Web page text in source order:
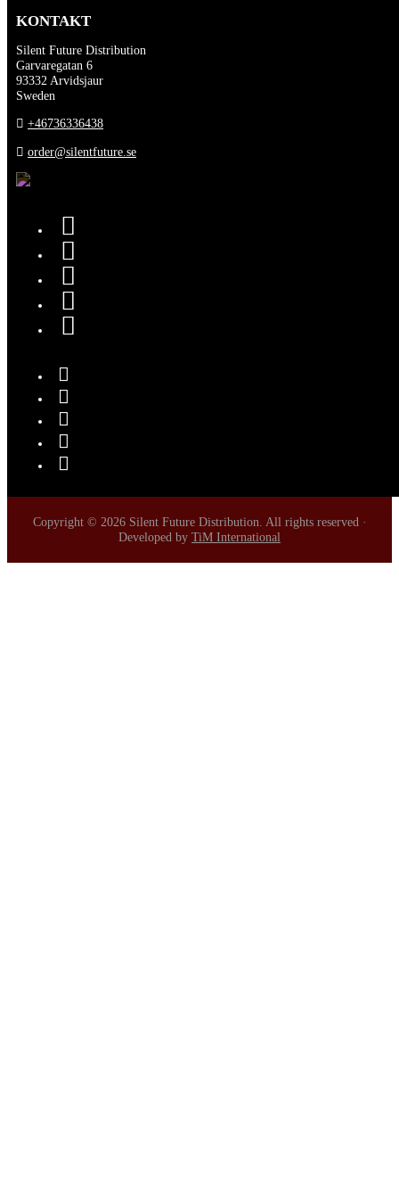
KONTAKT
Silent Future Distribution
Garvaregatan 6
93332 Arvidsjaur
Sweden
+46736336438
order@silentfuture.se
Copyright © 2026 Silent Future Distribution. All rights reserved ·
Developed by TiM International